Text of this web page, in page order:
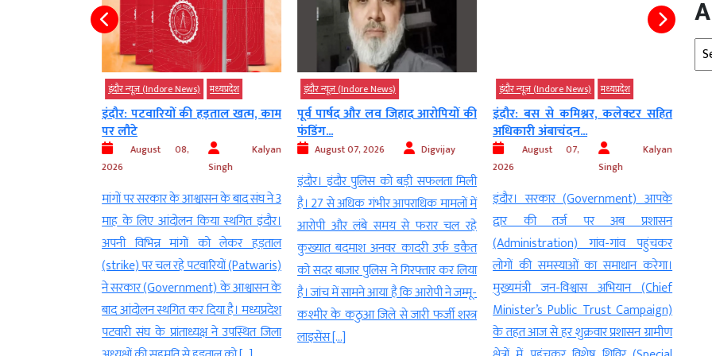
इंदौर न्यूज़ (Indore News) मध्‍यप्रदेश
इंदौर: पटवारियों की हड़ताल खत्म, काम
पर लौटे
August 08,
2026
Kalyan
Singh
मांगों पर सरकार के आश्वासन के बाद संघ ने 3
माह के लिए आंदोलन किया स्थगित इंदौर।
अपनी विभिन्न मांगों को लेकर हड़ताल
(strike) पर चल रहे पटवारियों (Patwaris)
ने सरकार (Government) के आश्वासन के
बाद आंदोलन स्थगित कर दिया है। मध्यप्रदेश
पटवारी संघ के प्रांताध्यक्ष ने उपस्थित जिला
इंदौर न्यूज़ (Indore News)
पूर्व पार्षद और लव जिहाद आरोपियों की
फंडिंग...
August 07, 2026 Digvijay
इंदौर। इंदौर पुलिस को बड़ी सफलता मिली
है। 27 से अधिक गंभीर आपराधिक मामलों में
आरोपी और लंबे समय से फरार चल रहे
कुख्यात बदमाश अनवर कादरी उर्फ डकैत
को सदर बाजार पुलिस ने गिरफ्तार कर लिया
है। जांच में सामने आया है कि आरोपी ने जम्मू-
कश्मीर के कठुआ जिले से जारी फर्जी शस्त्र
लाइसेंस […]
इंदौर न्यूज़ (Indore News) मध्‍यप्रदेश
इंदौर: बस से कमिश्नर, कलेक्टर सहित
अधिकारी अंबाचंदन...
August 07,
2026
Kalyan
Singh
इंदौर। सरकार (Government) आपके
द्वार की तर्ज पर अब प्रशासन
(Administration) गांव-गांव पहुंचकर
लोगों की समस्याओं का समाधान करेगा।
मुख्यमंत्री जन-विश्वास अभियान (Chief
Minister’s Public Trust Campaign)
के तहत आज से हर शुक्रवार प्रशासन ग्रामीण